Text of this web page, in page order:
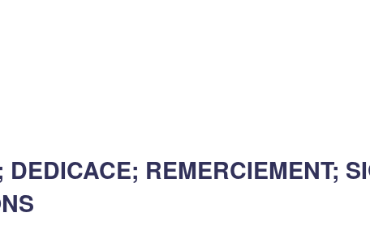
DEDICACE; REMERCIEMENT;